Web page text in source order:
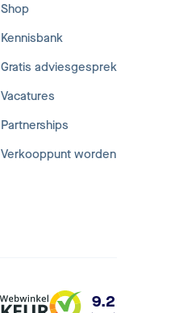
Shop
Kennisbank
Gratis adviesgesprek
Vacatures
Partnerships
Verkooppunt worden
9.2